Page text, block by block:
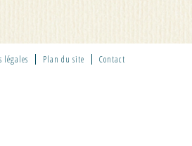
légales Plan du site Contact